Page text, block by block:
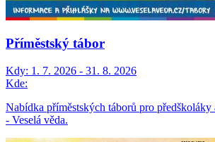
Příměstský tábor
Kdy: 1. 7. 2026 - 31. 8. 2026
Kde:
Nabídka příměstských táborů pro předškoláky
- Veselá věda.